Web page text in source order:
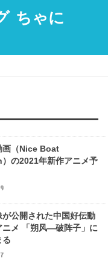
ちゃに
画（Nice Boat
の2021年新作アニメ予
が公開された中国好伝動
ニメ 「朔风—破阵子」に
る